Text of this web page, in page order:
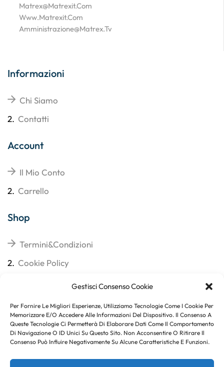
Gestisci Consenso Cookie
Per Fornire Le Migliori Esperienze, Utilizziamo Tecnologie Come I Cookie Per
Memorizzare E/o Accedere Alle Informazioni Del Dispositivo. Il Consenso A
Queste Tecnologie Ci Permetterà Di Elaborare Dati Come Il Comportamento
Di Navigazione O ID Unici Su Questo Sito. Non Acconsentire O Ritirare Il
Consenso Può Influire Negativamente Su Alcune Caratteristiche E Funzioni.
Matrex@matrexit.com
Www.matrexit.com
Amministrazione@matrex.tv
Informazioni
Chi Siamo
2. Contatti
Account
Il Mio Conto
2. Carrello
Shop
Termini&Condizioni
2. Cookie Policy